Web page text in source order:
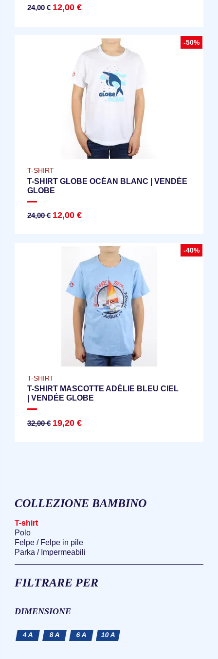
24,00 € 12,00 €
-50%
T-SHIRT
T-SHIRT GLOBE OCÉAN BLANC | VENDÉE
GLOBE
24,00 € 12,00 €
-40%
T-SHIRT
T-SHIRT MASCOTTE ADÉLIE BLEU CIEL
| VENDÉE GLOBE
32,00 € 19,20 €
COLLEZIONE BAMBINO
T-shirt
Polo
Felpe / Felpe in pile
Parka / Impermeabili
FILTRARE PER
DIMENSIONE
4 A 8 A 6 A 10 A